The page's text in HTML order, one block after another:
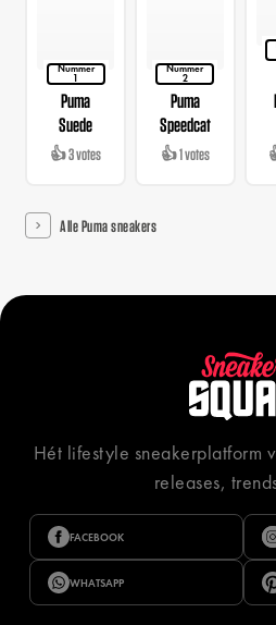
Nummer
1
Puma
Suede
👍 3 votes
Nummer
2
Puma
Speedcat
👍 1 votes
Alle Puma sneakers
Hét lifestyle sneakerplatform
releases,
FACEBOOK
WHATSAPP